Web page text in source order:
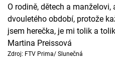
O rodině, dětech a
dvouletého období, protože
jsem herečka, je mi tolik a
Martina Preissová
Zdroj: FTV Prima/ Slunečná